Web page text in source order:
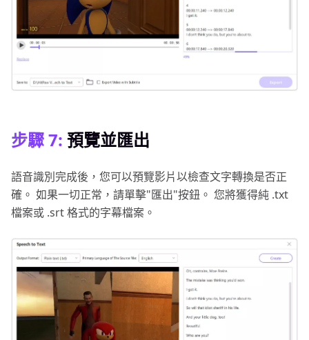
步驟 7: 預覽並匯出
語音識別完成後，您可以預覽影片以檢查文字轉換是否正
確。 如果一切正常，請單擊"匯出"按鈕。 您將獲得純 .txt
檔案或 .srt 格式的字幕檔案。